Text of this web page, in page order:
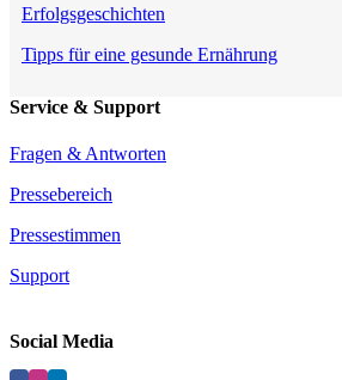
Erfolgsgeschichten
Tipps für eine gesunde Ernährung
Service & Support
Fragen & Antworten
Pressebereich
Pressestimmen
Support
Social Media